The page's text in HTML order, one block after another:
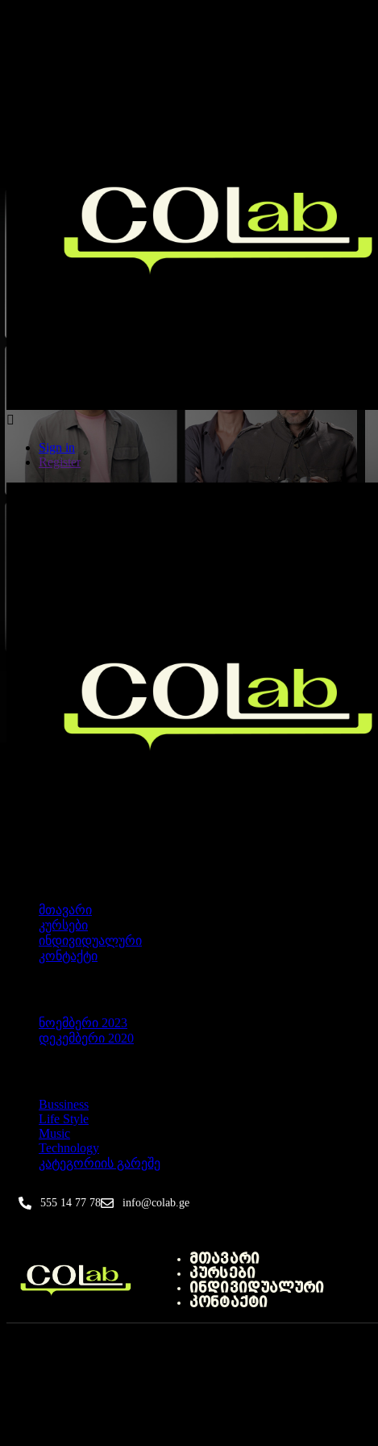
Sign in
Register
მთავარი
კურსები
ინდივიდუალური
კონტაქტი
ნოემბერი 2023
დეკემბერი 2020
Bussiness
Life Style
Music
Technology
კატეგორიის გარეშე
555 14 77 78 info@colab.ge
მთავარი
კურსები
ინდივიდუალური
კონტაქტი